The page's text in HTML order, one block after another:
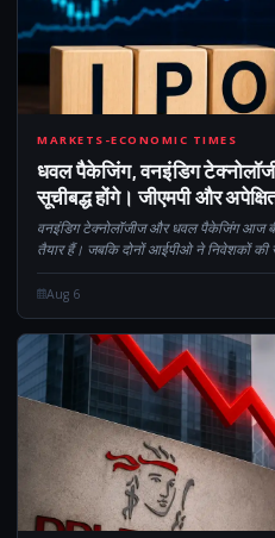
CM
MARKETS-ECONOMIC TIMES
धवल पैकेजिंग, वनइंडिग
सूचीबद्ध होंगे। जीएमपी और
वनइंडिग टेक्नोलॉजीज और धवल पैकेजिंग आज
तैयार हैं। जबकि दोनों आईपीओ ने निवेशकों की
मजबूत गति के साथ लिस्टिंग दिवस में प्रवेश
Aug 6